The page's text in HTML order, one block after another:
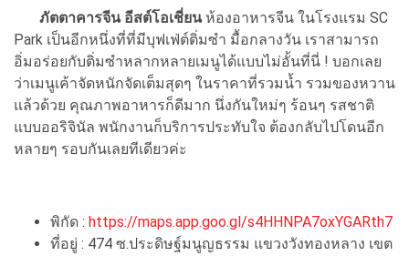
ภัตตาคารจีน อีสต์โอเชี่ยนห้องอาหารจีน ในโรงแรม SC
Park เป็นอีกหนึ่งที่ที่มีบุฟเฟ่ต์ติ่มซำ มื้อกลางวัน เราสามารถ
อิ่มอร่อยกับติ่มซำหลากหลายเมนูได้แบบไม่อั้นที่นี่ ! บอกเลย
ว่าเมนูเค้าจัดหนักจัดเต็มสุดๆ ในราคาที่รวมน้ำ รวมของหวาน
แล้วด้วย คุณภาพอาหารก็ดีมาก นึ่งกันใหม่ๆ ร้อนๆ รสชาติ
แบบออริจินัล พนักงานก็บริการประทับใจ ต้องกลับไปโดนอีก
หลายๆ รอบกันเลยทีเดียวค่ะ
พิกัด : https://maps.app.goo.gl/s4HHNPA7oxYGARth7
ที่อยู่ : 474 ซ.ประดิษฐ์มนูญธรรม แขวงวังทองหลาง เขต